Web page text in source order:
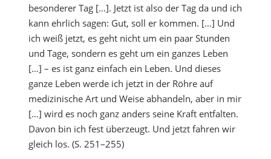
besonderer Tag […]. Jetzt ist also der Tag da und ich
kann ehrlich sagen: Gut, soll er kommen. […] Und
ich weiß jetzt, es geht nicht um ein paar Stunden
und Tage, sondern es geht um ein ganzes Leben
[…] – es ist ganz einfach ein Leben. Und dieses
ganze Leben werde ich jetzt in der Röhre auf
medizinische Art und Weise abhandeln, aber in mir
[…] wird es noch ganz anders seine Kraft entfalten.
Davon bin ich fest überzeugt. Und jetzt fahren wir
gleich los. (S. 251–255)